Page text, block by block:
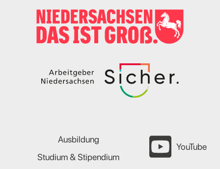
Ausbildung
Studium & Stipendium
YouTube